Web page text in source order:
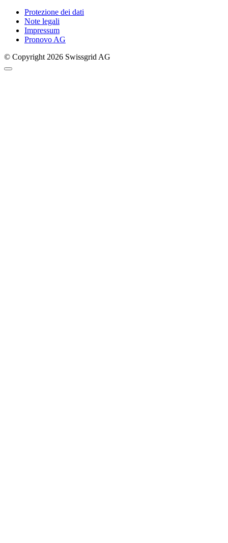
Protezione dei dati
Note legali
Impressum
Pronovo AG
© Copyright 2026 Swissgrid AG